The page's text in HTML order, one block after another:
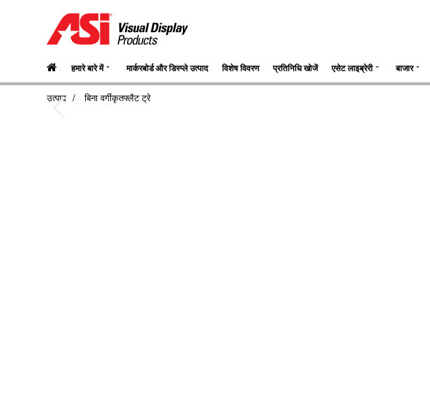
हमारे बारे में ⌄ मार्करबोर्ड और डिस्प्ले उत्पाद विशेष विवरण प्रतिनिधि खोजें एसेट लाइब्रेरी ⌄ बाजार ⌄
उत्पाद बिना वर्गीकृतफ्लैट ट्रे